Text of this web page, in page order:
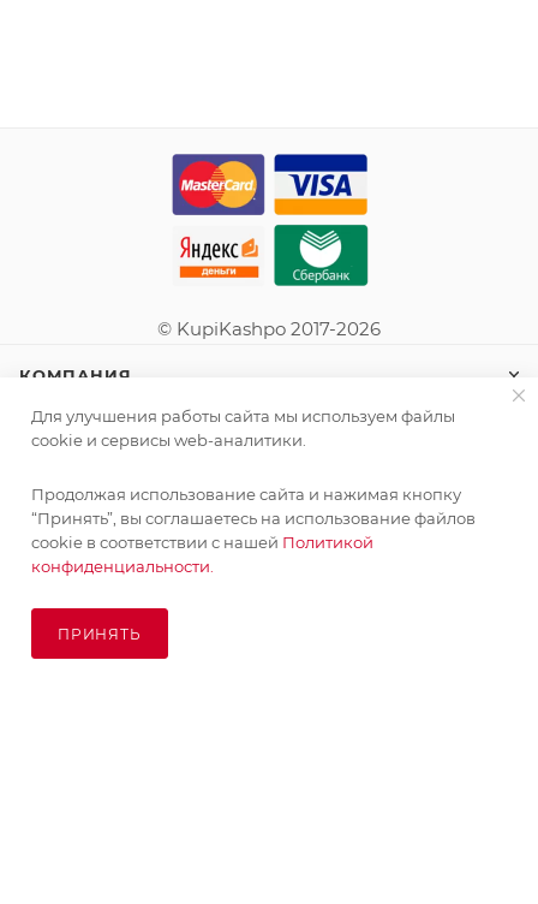
© KupiKashpo 2017-2026
КОМПАНИЯ
ИНФОРМАЦИЯ
ПОМОЩЬ
ПОДПИСАТЬСЯ НА РАССЫЛКУ
Для улучшения работы сайта мы используем файлы
cookie и сервисы web-аналитики.
Продолжая использование сайта и нажимая кнопку
“Принять”, вы соглашаетесь на использование файлов
cookie в соответствии с нашей Политикой
конфиденциальности.
ПРИНЯТЬ